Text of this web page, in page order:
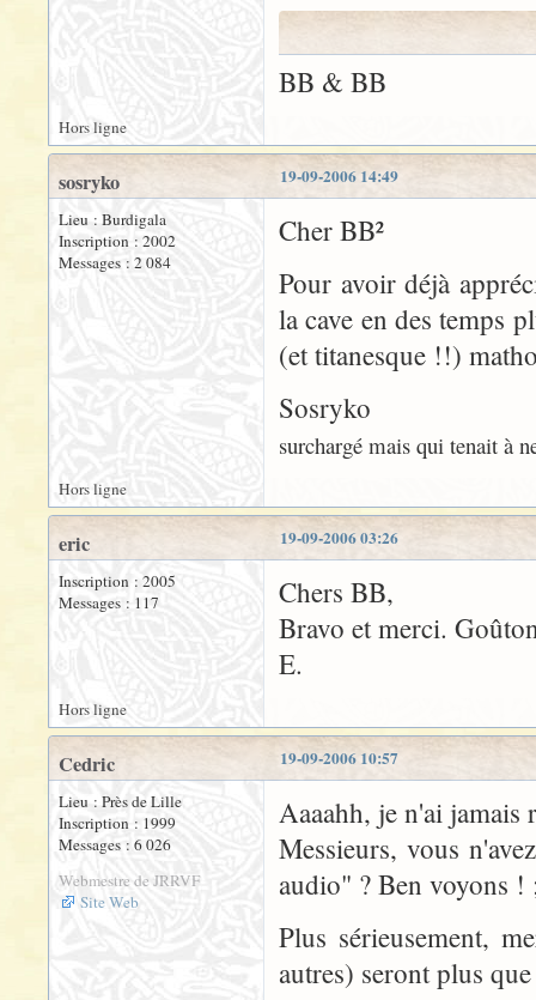
BB & BB
Hors ligne
19-09-2006 14:49
sosryko
Lieu : Burdigala
Inscription : 2002
Messages : 2 084
Cher BB²
Pour avoir déjà
la cave en des temps
(et titanesque !!)
Sosryko
surchargé mais qui tenait à
Hors ligne
19-09-2006 03:26
eric
Inscription : 2005
Messages : 117
Chers BB,
Bravo et merci.
E.
Hors ligne
19-09-2006 10:57
Cedric
Lieu : Près de Lille
Inscription : 1999
Messages : 6 026
Webmestre de JRRVF
Site Web
Aaaahh, je n'ai jamais
Messieurs, vous
audio" ? Ben voyons !
Plus sérieusement,
autres) seront plus